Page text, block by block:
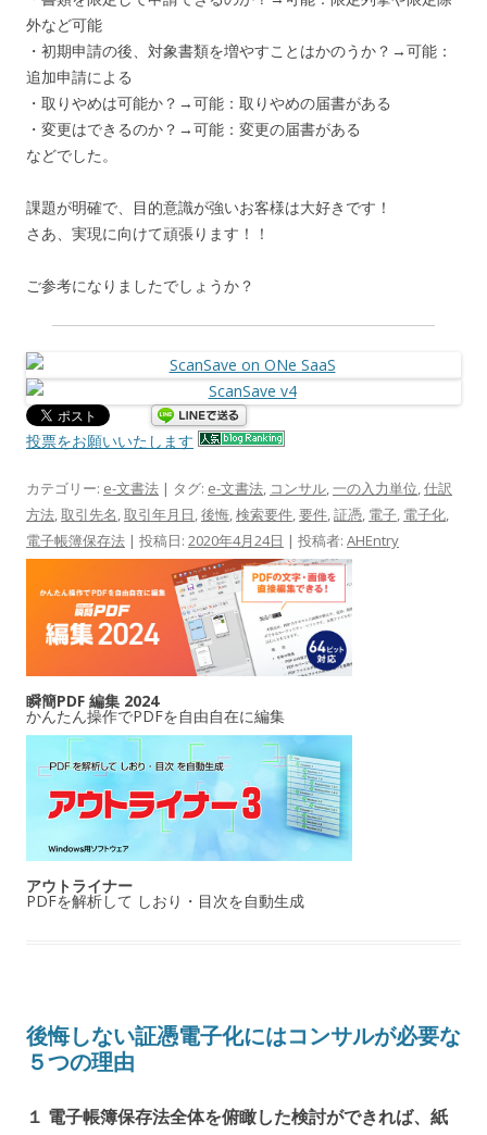
外など可能
・初期申請の後、対象書類を増やすことはかのうか？→可能：
追加申請による
・取りやめは可能か？→可能：取りやめの届書がある
・変更はできるのか？→可能：変更の届書がある
などでした。
課題が明確で、目的意識が強いお客様は大好きです！
さあ、実現に向けて頑張ります！！
ご参考になりましたでしょうか？
投票をお願いいたします
カテゴリー: e-文書法 | タグ: e-文書法, コンサル,一の入力単位,仕訳
方法,取引先名,取引年月日,後悔,検索要件,要件,証憑, 電子, 電子化,
電子帳簿保存法 | 投稿日: 2020年4月24日 | 投稿者: AHEntry
瞬簡PDF 編集 2024
かんたん操作でPDFを自由自在に編集
アウトライナー
PDFを解析して しおり・目次を自動生成
後悔しない証憑電子化にはコンサルが必要な
５つの理由
１ 電子帳簿保存法全体を俯瞰した検討ができれば、紙